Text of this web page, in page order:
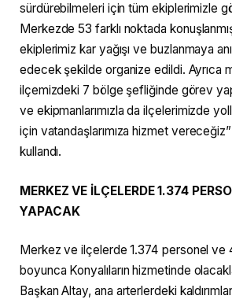
sürdürebilmeleri için tüm ekiplerimizle
Merkezde 53 farklı noktada
ekiplerimiz kar yağışı ve buzlanmaya
edecek şekilde organize edildi. Ayrıca
ilçemizdeki 7 bölge şefliğinde görev
ve ekipmanlarımızla da ilçelerimizde
için vatandaşlarımıza hizmet
kullandı.
MERKEZ VE İLÇELERDE 1.374
YAPACAK
Merkez ve ilçelerde 1.374 personel ve
boyunca Konyalıların hizmetinde
Başkan Altay, ana arterlerdeki